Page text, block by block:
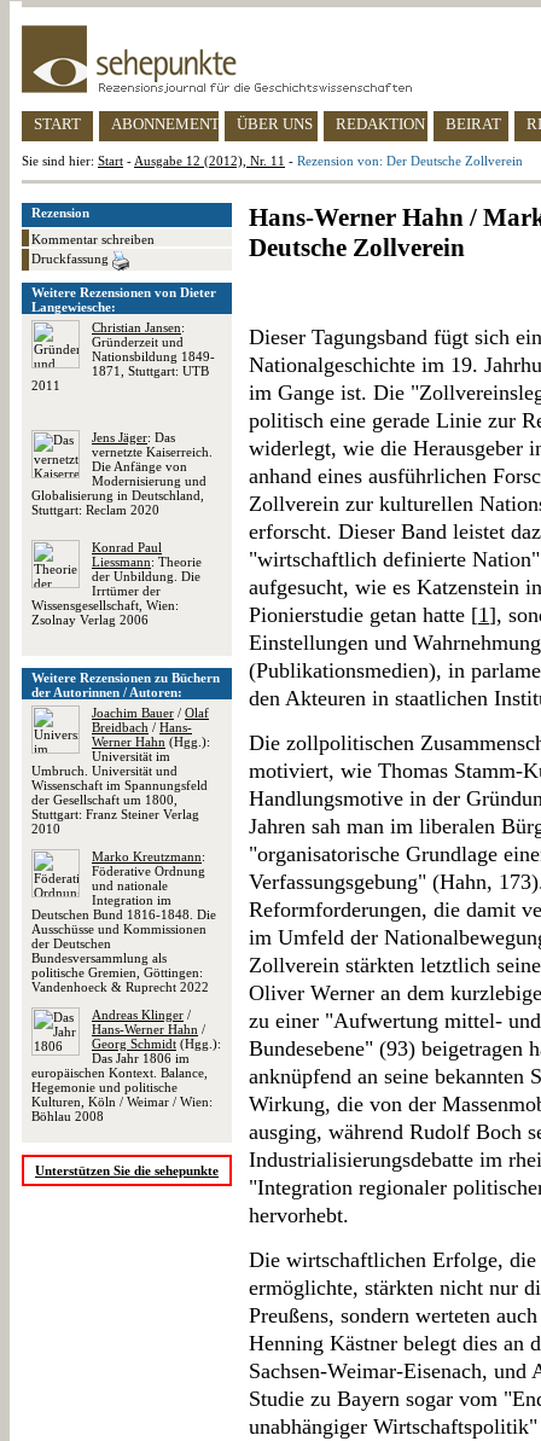
START ABONNEMENT ÜBER UNS REDAKTION BEIRAT
Sie sind hier: Start - Ausgabe 12 (2012), Nr. 11 - Rezension von: Der Deutsche Zollverein
Rezension
Kommentar schreiben
Druckfassung
Weitere Rezensionen von Dieter
Langewiesche:
Christian Jansen:
Gründerzeit und
Nationsbildung 1849-
1871, Stuttgart: UTB
2011
Jens Jäger: Das
vernetzte Kaiserreich.
Die Anfänge von
Modernisierung und
Globalisierung in Deutschland,
Stuttgart: Reclam 2020
Konrad Paul
Liessmann: Theorie
der Unbildung. Die
Irrtümer der
Wissensgesellschaft, Wien:
Zsolnay Verlag 2006
Weitere Rezensionen zu Büchern
der Autorinnen / Autoren:
Joachim Bauer / Olaf
Breidbach / Hans-
Werner Hahn (Hgg.):
Universität im
Umbruch. Universität und
Wissenschaft im Spannungsfeld
der Gesellschaft um 1800,
Stuttgart: Franz Steiner Verlag
2010
Marko Kreutzmann:
Föderative Ordnung
und nationale
Integration im
Deutschen Bund 1816-1848. Die
Ausschüsse und Kommissionen
der Deutschen
Bundesversammlung als
politische Gremien, Göttingen:
Vandenhoeck & Ruprecht 2022
Andreas Klinger /
Hans-Werner Hahn /
Georg Schmidt (Hgg.):
Das Jahr 1806 im
europäischen Kontext. Balance,
Hegemonie und politische
Kulturen, Köln / Weimar / Wien:
Böhlau 2008
Unterstützen Sie die sehepunkte
Hans-Werner Hahn /
Deutsche Zollverein
Dieser Tagungsband fügt sich
Nationalgeschichte im 19.
im Gange ist. Die
politisch eine gerade Linie zur
widerlegt, wie die Herausgeber
anhand eines ausführlichen
Zollverein zur kulturellen
erforscht. Dieser Band leistet
"wirtschaftlich definierte
aufgesucht, wie es Katzenstein
Pionierstudie getan hatte [1],
Einstellungen und
(Publikationsmedien), in
den Akteuren in staatlichen
Die zollpolitischen
motiviert, wie Thomas Stamm-
Handlungsmotive in der
Jahren sah man im liberalen
"organisatorische Grundlage
Verfassungsgebung" (Hahn,
Reformforderungen, die damit
im Umfeld der
Zollverein stärkten letztlich
Oliver Werner an dem
zu einer "Aufwertung mittel-
Bundesebene" (93) beigetragen
anknüpfend an seine bekannten
Wirkung, die von der
ausging, während Rudolf Boch
Industrialisierungsdebatte im
"Integration regionaler
hervorhebt.
Die wirtschaftlichen Erfolge,
ermöglichte, stärkten nicht nur
Preußens, sondern werteten
Henning Kästner belegt dies an
Sachsen-Weimar-Eisenach,
Studie zu Bayern sogar vom
unabhängiger